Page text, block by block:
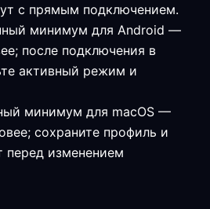
с прямым подключением.
минимум для Android —
после подключения в
активный режим и
минимум для macOS —
сохраните профиль и
перед изменением